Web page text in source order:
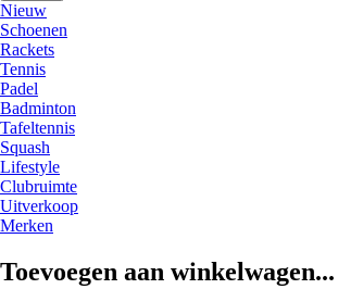
Nieuw
Schoenen
Rackets
Tennis
Padel
Badminton
Tafeltennis
Squash
Lifestyle
Clubruimte
Uitverkoop
Merken
Toevoegen aan winkelwagen...